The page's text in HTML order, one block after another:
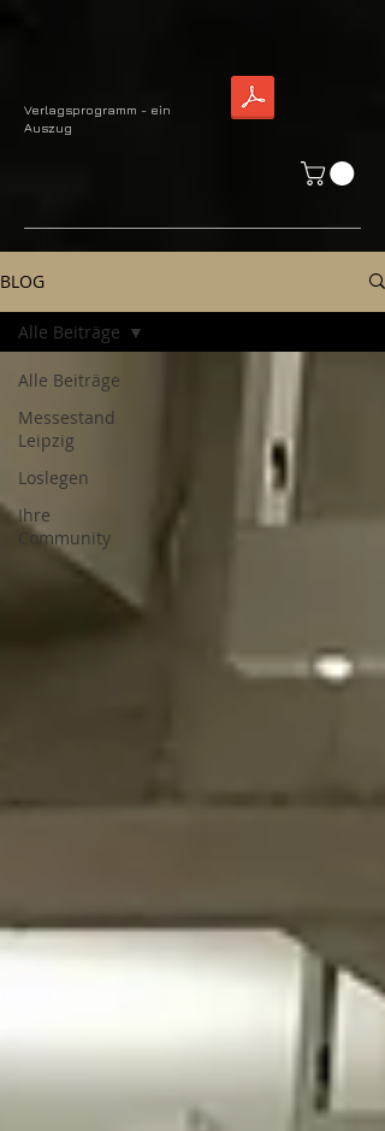
Verlagsprogramm - ein
Auszug
BLOG
Alle Beiträge
Messestand
Leipzig
Loslegen
Ihre
Community
Alle Beiträge